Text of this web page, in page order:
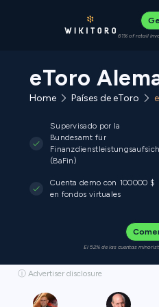
61% of retail
eToro
Home Países de eToro
Supervisado por la
Bundesamt für
(BaFin)
Cuenta demo con 100000 $
en fondos virtuales
El 52% de las cuentas
ⓘ Advertiser disclosure